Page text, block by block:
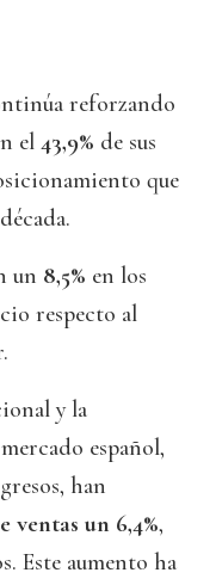
reforzando
el 43,9% de sus
que
un 8,5% en los
respecto al
y la
español,
han
ventas un 6,4%,
Este aumento ha